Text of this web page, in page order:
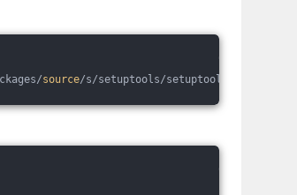
source/s/setuptools/setuptools-19.6.tar.gz